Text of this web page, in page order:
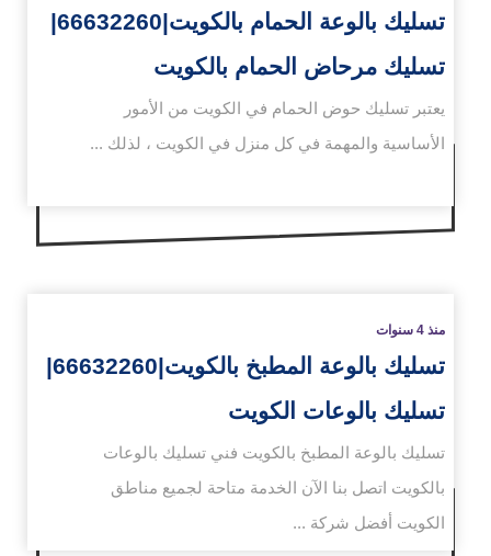
تسليك بالوعة الحمام بالكويت|66632260|
تسليك مرحاض الحمام بالكويت
يعتبر تسليك حوض الحمام في الكويت من الأمور
الأساسية والمهمة في كل منزل في الكويت ، لذلك ...
منذ 4 سنوات
تسليك بالوعة المطبخ بالكويت|66632260|
تسليك بالوعات الكويت
تسليك بالوعة المطبخ بالكويت فني تسليك بالوعات
بالكويت اتصل بنا الآن الخدمة متاحة لجميع مناطق
الكويت أفضل شركة ...